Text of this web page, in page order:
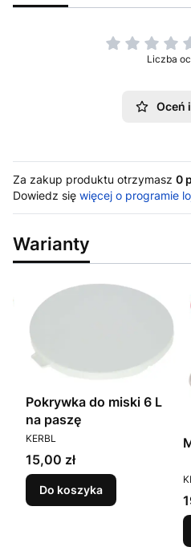
Liczba
Oceń
Za zakup produktu otrzymasz 0
Dowiedz się więcej o programie
Warianty
Pokrywka do miski 6 L
na paszę
PRODUCENT
KERBL
Cena
15,00 zł
Do koszyka